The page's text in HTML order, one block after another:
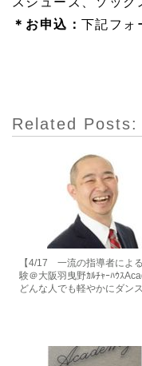
＊お申込： 下記フォ
Related Posts:
【4/17 一流の指導者によ
験＠大阪羽曳野ｶﾙﾁｬｰﾊｳｽ
どんな人でも軽やかにダンス